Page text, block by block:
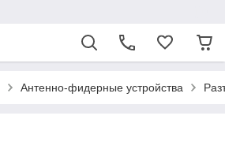
Антенно-фидерные устройства